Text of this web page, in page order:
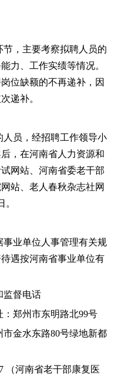
，主要考察拟聘人员的
力、工作实绩等情况。
位缺额的不再递补，因
递补。
员，经招聘工作领导小
，在河南省人力资源和
网站、河南省委老干部
站、老人春秋杂志社网
业单位人事管理有关规
遇按河南省事业单位有
监督电话
郑州市东明路北99号
金水东路80号绿地新都
（河南省老干部康复医